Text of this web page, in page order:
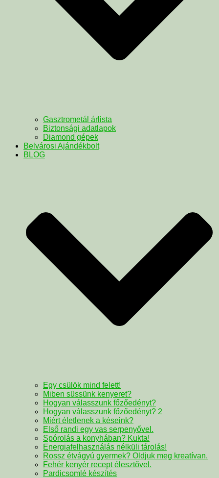
Gasztrometál árlista
Biztonsági adatlapok
Diamond gépek
Belvárosi Ajándékbolt
BLOG
Egy csülök mind felett!
Miben süssünk kenyeret?
Hogyan válasszunk főzőedényt?
Hogyan válasszunk főzőedényt? 2
Miért életlenek a késeink?
Első randi egy vas serpenyővel.
Spórolás a konyhában? Kukta!
Energiafelhasználás nélküli tárolás!
Rossz étvágyú gyermek? Oldjuk meg kreatívan.
Fehér kenyér recept élesztővel.
Pardicsomlé készítés